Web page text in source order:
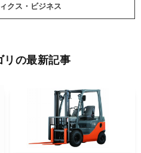
クス・ビジネス
リの最新記事